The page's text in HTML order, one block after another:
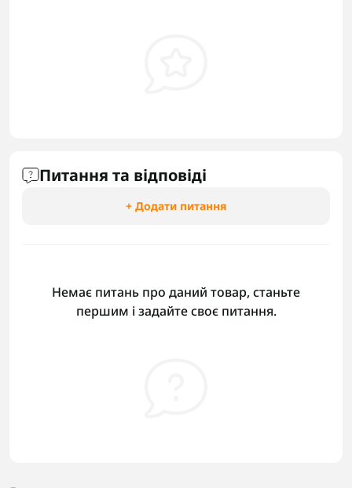
Питання та відповіді
+ Додати питання
Немає питань про даний товар, станьте
першим і задайте своє питання.